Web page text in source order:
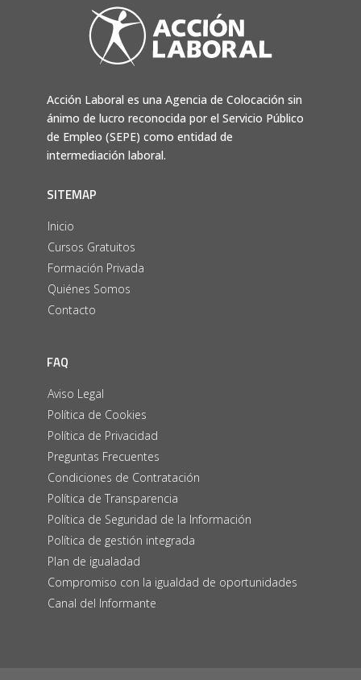
Acción Laboral es una Agencia de Colocación sin
ánimo de lucro reconocida por el Servicio Público
de Empleo (SEPE) como entidad de
intermediación laboral.
SITEMAP
Inicio
Cursos Gratuitos
Formación Privada
Quiénes Somos
Contacto
FAQ
Aviso Legal
Política de Cookies
Política de Privacidad
Preguntas Frecuentes
Condiciones de Contratación
Política de Transparencia
Política de Seguridad de la Información
Política de gestión integrada
Plan de igualadad
Compromiso con la igualdad de oportunidades
Canal del Informante